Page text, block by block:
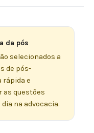
da pós
selecionados a
de pós-
rápida e
as questões
na advocacia.